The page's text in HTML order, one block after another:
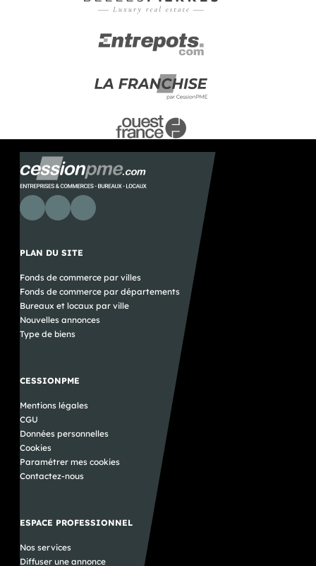
PLAN DU SITE
Fonds de commerce par villes
Fonds de commerce par départements
Bureaux et locaux par ville
Nouvelles annonces
Type de biens
CESSIONPME
Mentions légales
CGU
Données personnelles
Cookies
Paramétrer mes cookies
Contactez-nous
ESPACE PROFESSIONNEL
Nos services
Diffuser une annonce